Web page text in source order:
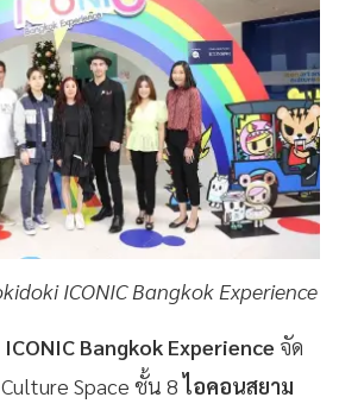
ICONIC Bangkok Experience
Bangkok Experience จัด
Space ชั้น 8ไอคอนสยาม